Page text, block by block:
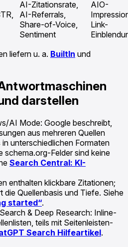
AI-Zitationsrate,
AI-Referrals,
Share-of-Voice,
Sentiment
AIO-
Link-
liefern u. a. BuiltIn und
darstellen
AI Mode: Google beschreibt,
aus mehreren Quellen
unterschiedlichen Formaten
schema.org-Felder sind keine
Search Central: KI-
enthalten klickbare Zitationen;
die Quellenbasis und Tiefe. Siehe
started“.
& Deep Research: Inline-
teils mit Seitenleisten-
Search Hilfeartikel.